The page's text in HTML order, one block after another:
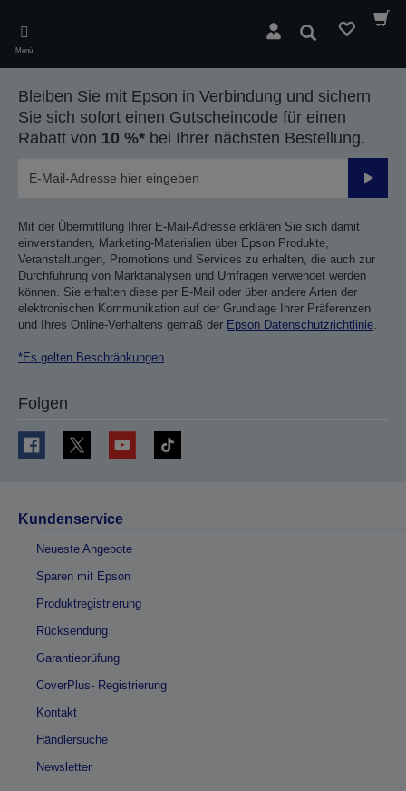
main
content
Menü
Suchen
Bleiben Sie mit Epson in Verbindung und sichern
Sie sich sofort einen Gutscheincode für einen
Rabatt von 10 %* bei Ihrer nächsten Bestellung.
Mit der Übermittlung Ihrer E-Mail-Adresse erklären Sie sich damit
einverstanden, Marketing-Materialien über Epson Produkte,
Veranstaltungen, Promotions und Services zu erhalten, die auch zur
Durchführung von Marktanalysen und Umfragen verwendet werden
können. Sie erhalten diese per E-Mail oder über andere Arten der
elektronischen Kommunikation auf der Grundlage Ihrer Präferenzen
und Ihres Online-Verhaltens gemäß der Epson Datenschutzrichtlinie.
*Es gelten Beschränkungen
Folgen
Kundenservice
Neueste Angebote
Sparen mit Epson
Produktregistrierung
Rücksendung
Garantieprüfung
CoverPlus- Registrierung
Kontakt
Händlersuche
Newsletter